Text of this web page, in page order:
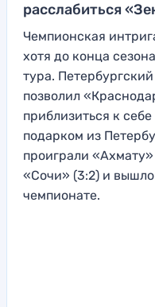
расслабиться
Чемпионская
хотя до конца
тура.
позволил
приблизиться к
подарком из
проиграли
«Сочи» (3:2) и
чемпионате.